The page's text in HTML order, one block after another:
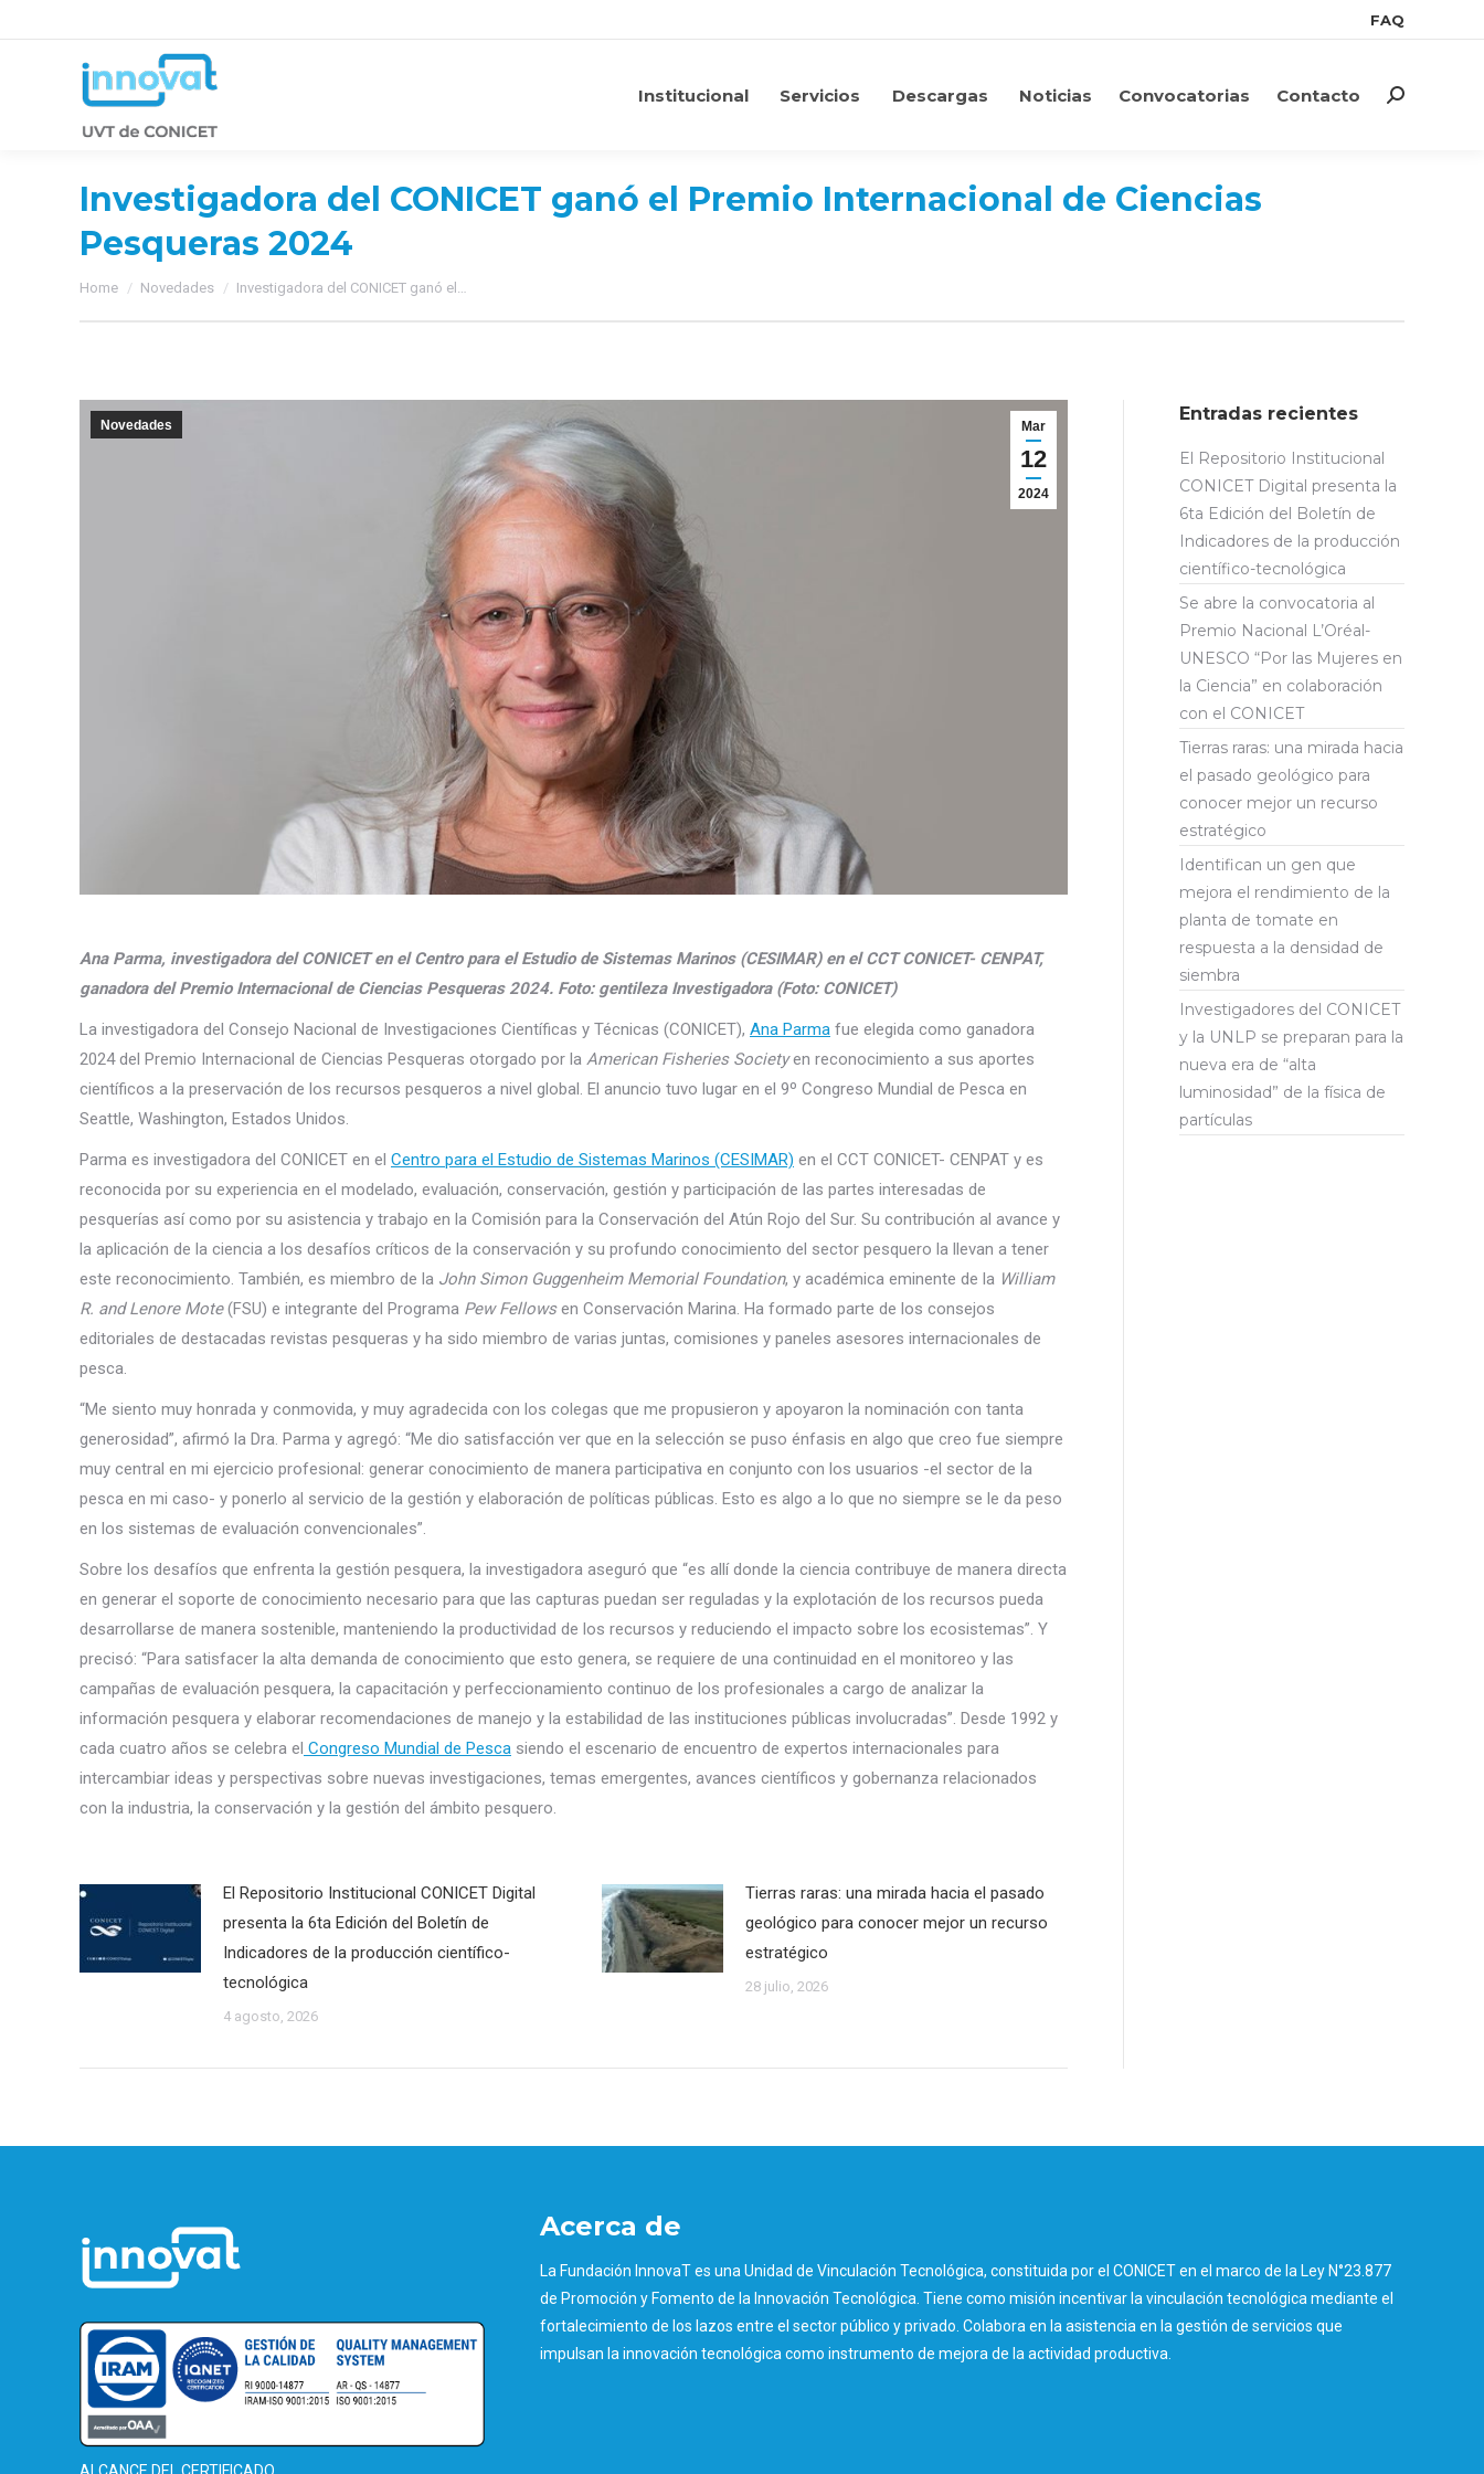
FAQ
Institucional Servicios Descargas Noticias Convocatorias Contacto Search:
Investigadora del CONICET ganó el Premio Internacional de Ciencias
Pesqueras 2024
You are here:
Home Novedades Investigadora del CONICET ganó el…
Mar
12
2024
Novedades
Ana Parma, investigadora del CONICET en el Centro para el Estudio de Sistemas Marinos (CESIMAR) en el CCT CONICET- CENPAT,
ganadora del Premio Internacional de Ciencias Pesqueras 2024. Foto: gentileza Investigadora (Foto: CONICET)
La investigadora del Consejo Nacional de Investigaciones Científicas y Técnicas (CONICET), Ana Parma fue elegida como ganadora
2024 del Premio Internacional de Ciencias Pesqueras otorgado por la American Fisheries Societyen reconocimiento a sus aportes
científicos a la preservación de los recursos pesqueros a nivel global. El anuncio tuvo lugar en el 9º Congreso Mundial de Pesca en
Seattle, Washington, Estados Unidos.
Parma es investigadora del CONICET en el Centro para el Estudio de Sistemas Marinos (CESIMAR) en el CCT CONICET- CENPAT y es
reconocida por su experiencia en el modelado, evaluación, conservación, gestión y participación de las partes interesadas de
pesquerías así como por su asistencia y trabajo en la Comisión para la Conservación del Atún Rojo del Sur. Su contribución al avance y
la aplicación de la ciencia a los desafíos críticos de la conservación y su profundo conocimiento del sector pesquero la llevan a tener
este reconocimiento. También, es miembro de la John Simon Guggenheim Memorial Foundation, y académica eminente de la William
R. and Lenore Mote(FSU) e integrante del Programa Pew Fellowsen Conservación Marina. Ha formado parte de los consejos
editoriales de destacadas revistas pesqueras y ha sido miembro de varias juntas, comisiones y paneles asesores internacionales de
pesca.
“Me siento muy honrada y conmovida, y muy agradecida con los colegas que me propusieron y apoyaron la nominación con tanta
generosidad”, afirmó la Dra. Parma y agregó: “Me dio satisfacción ver que en la selección se puso énfasis en algo que creo fue siempre
muy central en mi ejercicio profesional: generar conocimiento de manera participativa en conjunto con los usuarios -el sector de la
pesca en mi caso- y ponerlo al servicio de la gestión y elaboración de políticas públicas. Esto es algo a lo que no siempre se le da peso
en los sistemas de evaluación convencionales”.
Sobre los desafíos que enfrenta la gestión pesquera, la investigadora aseguró que “es allí donde la ciencia contribuye de manera directa
en generar el soporte de conocimiento necesario para que las capturas puedan ser reguladas y la explotación de los recursos pueda
desarrollarse de manera sostenible, manteniendo la productividad de los recursos y reduciendo el impacto sobre los ecosistemas”. Y
precisó: “Para satisfacer la alta demanda de conocimiento que esto genera, se requiere de una continuidad en el monitoreo y las
campañas de evaluación pesquera, la capacitación y perfeccionamiento continuo de los profesionales a cargo de analizar la
información pesquera y elaborar recomendaciones de manejo y la estabilidad de las instituciones públicas involucradas”. Desde 1992 y
cada cuatro años se celebra el Congreso Mundial de Pesca siendo el escenario de encuentro de expertos internacionales para
intercambiar ideas y perspectivas sobre nuevas investigaciones, temas emergentes, avances científicos y gobernanza relacionados
con la industria, la conservación y la gestión del ámbito pesquero.
El Repositorio Institucional CONICET Digital
presenta la 6ta Edición del Boletín de
Indicadores de la producción científico-
tecnológica
4 agosto, 2026
Tierras raras: una mirada hacia el pasado
geológico para conocer mejor un recurso
estratégico
28 julio, 2026
Entradas recientes
El Repositorio Institucional
CONICET Digital presenta la
6ta Edición del Boletín de
Indicadores de la producción
científico-tecnológica
Se abre la convocatoria al
Premio Nacional L’Oréal-
UNESCO “Por las Mujeres en
la Ciencia” en colaboración
con el CONICET
Tierras raras: una mirada hacia
el pasado geológico para
conocer mejor un recurso
estratégico
Identifican un gen que
mejora el rendimiento de la
planta de tomate en
respuesta a la densidad de
siembra
Investigadores del CONICET
y la UNLP se preparan para la
nueva era de “alta
luminosidad” de la física de
partículas
Acerca de
La Fundación InnovaT es una Unidad de Vinculación Tecnológica, constituida por el CONICET en el marco de la Ley N°23.877
de Promoción y Fomento de la Innovación Tecnológica. Tiene como misión incentivar la vinculación tecnológica mediante el
fortalecimiento de los lazos entre el sector público y privado. Colabora en la asistencia en la gestión de servicios que
impulsan la innovación tecnológica como instrumento de mejora de la actividad productiva.
FAQ